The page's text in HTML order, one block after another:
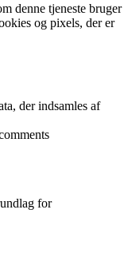
denne tjeneste bruger
og pixels, der er
der indsamles af
for